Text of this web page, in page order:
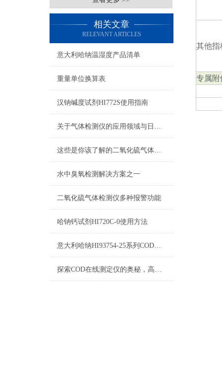
相关文章
RELEVANT ARTICLES
意大利哈纳温湿度产品清单
重量单位换算表
汉钠碱度试剂HI772S使用指南
关于气体检测仪的应用领域与日常注意事项
这些是你该了解的二氧化硫气体检测仪知识点
水中臭氧检测解决方案之一
二氧化硫气体检测仪多种报警功能
哈钠钙试剂HI720C-0使用方法
意大利哈纳HI93754-25系列COD试剂测量标准和量程
探索COD在线测定仪的奥秘，高效准确测量，为水处理提供有力支持！
其他指
专属附